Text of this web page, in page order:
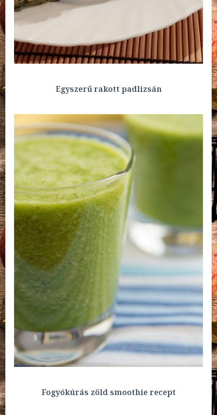
Egyszerű rakott padlizsán
Fogyókúrás zöld smoothie recept